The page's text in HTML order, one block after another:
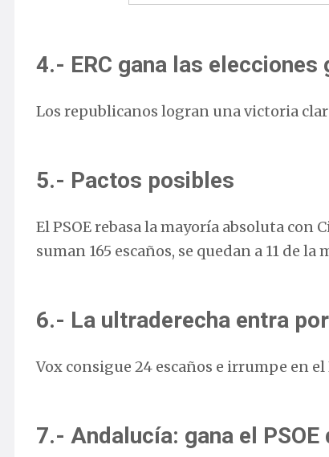
4.- ERC gana las elecciones
Los republicanos logran una victoria
5.- Pactos posibles
El PSOE rebasa la mayoría absoluta con
suman 165 escaños, se quedan a 11 de la
6.- La ultraderecha entra
Vox consigue 24 escaños e irrumpe en
7.- Andalucía: gana el PSOE